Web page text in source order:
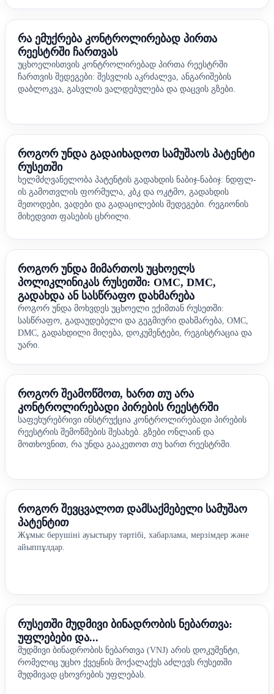
რა ემუქრება კონტროლირებად პირთა
რეესტრში ჩართვას
უცხოელისთვის კონტროლირებად პირთა რეესტრში
ჩართვის შედეგები: შესვლის აკრძალვა, ანგარიშების
დაბლოკვა, გასვლის ვალდებულება და დაცვის გზები.
როგორ უნდა გადაიხადოთ სამუშაოს პატენტი
რუსეთში
ხელმძღვანელობა პატენტის გადახდის ნაბიჯ-ნაბიჯ: ნდფლ-
ის გამოთვლის ფორმულა, კბკ და ოკტმო, გადახდის
მეთოდები, ვადები და გადაცილების შედეგები. რეგიონის
მიხედვით ფასების ცხრილი.
როგორ უნდა მიმართოს უცხოელს
პოლიკლინიკას რუსეთში: OMC, DMC,
გადახდა ან სასწრაფო დახმარება
როგორ უნდა მოხვდეს უცხოელი ექიმთან რუსეთში:
სასწრაფო, გადაუდებელი და გეგმიური დახმარება, OMC,
DMC, გადახდილი მიღება, დოკუმენტები, რეგისტრაცია და
უარი.
როგორ შეამოწმოთ, ხართ თუ არა
კონტროლირებადი პირების რეესტრში
საფეხურებრივი ინსტრუქცია კონტროლირებადი პირების
რეესტრის შემოწმების შესახებ. გზები ონლაინ და
მოთხოვნით, რა უნდა გააკეთოთ თუ ხართ რეესტრში.
როგორ შევცვალოთ დამსაქმებელი სამუშაო
პატენტით
Жұмыс берушіні ауыстыру тәртібі, хабарлама, мерзімдер және
айыппұлдар.
რუსეთში მუდმივი ბინადრობის ნებართვა:
უფლებები და...
მუდმივი ბინადრობის ნებართვა (VNJ) არის დოკუმენტი,
რომელიც უცხო ქვეყნის მოქალაქეს აძლევს რუსეთში
მუდმივად ცხოვრების უფლებას.